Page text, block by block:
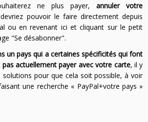
ne plus payer,annuler votre
pouvoir le faire directement depuis
ou en revenant ici et cliquant sur le petit
"Se désabonner".
un pays qui a certaines spécificités qui font
actuellement payer avec votre carte, il y
pour que cela soit possible, à voir
une recherche « PayPal+votre pays »